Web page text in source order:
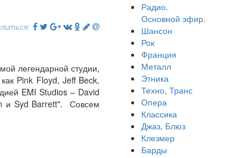
легендарной студии,
Pink Floyd, Jeff Beck,
EMI Studios – David
и Syd Barrett". Совсем
Радио.
Основной эфир.
Шансон
Рок
Франция
Металл
Этника
Техно, Транс
Опера
Классика
Джаз, Блюз
Клезмер
Барды